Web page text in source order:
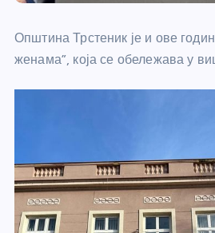
Општина Трстеник је и ове
женама”, која се обележава у